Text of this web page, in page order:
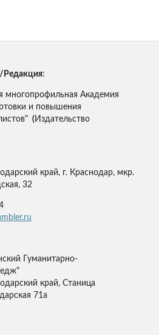
Редакция:
Академия
и повышения
(Издательство
край, г. Краснодар, мкр.
32
Гуманитарно-
край, Станица
71а